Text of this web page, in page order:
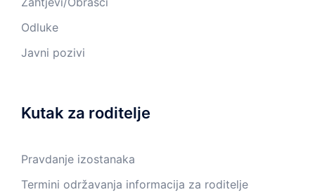
Odluke
Javni pozivi
Kutak za roditelje
Pravdanje izostanaka
Termini održavanja informacija za roditelje